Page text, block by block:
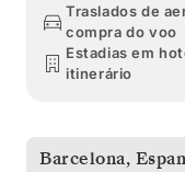
Traslados de
compra do voo
Estadias em
itinerário
Barcelona,